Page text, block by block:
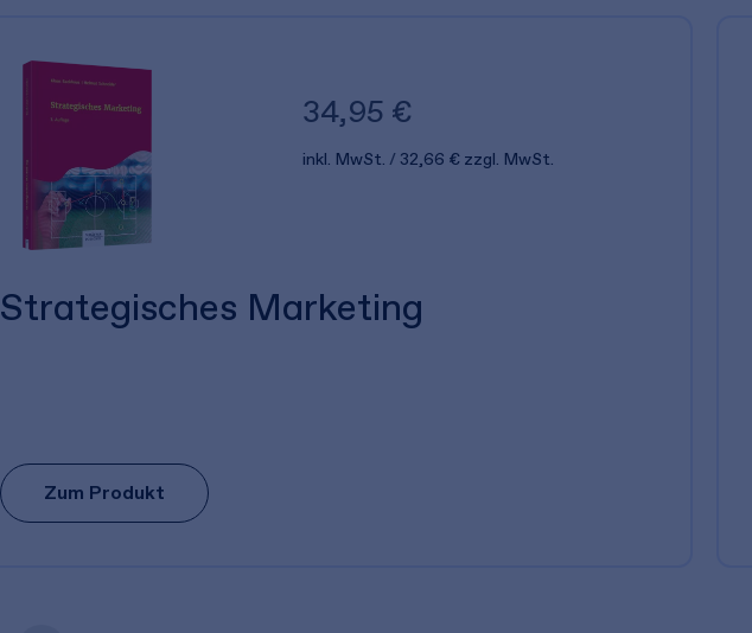
34,95 €
inkl. MwSt. 32,66 € zzgl. MwSt.
Strategisches Marketing
Zum Produkt